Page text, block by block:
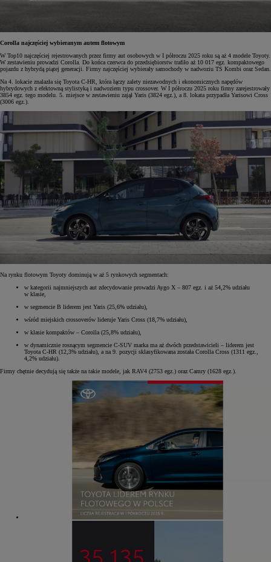
Corolla najczęściej wybieranym autem flotowym
W Top10 najczęściej rejestrowanych przez firmy aut osobowych w I półroczu 2025 roku są aż 4 modele Toyoty.
W zestawieniu prowadzi Corolla. Do końca czerwca do przedsiębiorstw trafiło aż 10 017 egz. kompaktowego
pojazdu z hybrydą piątej generacji. Firmy najczęściej wybierały samochody w nadwoziu TS Kombi oraz Sedan.
Na 4. lokacie znalazła się Toyota C-HR, która łączy zalety niezawodnych i ekonomicznych napędów
hybrydowych z efektowną stylistyką i nadwoziem typu crossover. W I półroczu 2025 roku firmy zarejestrowały
3854 egz. tego modelu. 5. miejsce w zestawieniu zajął Yaris (3824 egz.), a 8. lokata przypadła Yarisowi Cross
(3006 egz.).
Na rynku flotowym Toyoty dominują w aż 5 rynkowych segmentach:
w kategorii najmniejszych aut zdecydowanie prowadzi Aygo X – 807 egz. i aż 54,2% udziału
w klasie,
w segmencie B liderem jest Yaris (25,6% udziału),
wśród miejskich crossoverów lideruje Yaris Cross (18,7% udziału),
w klasie kompaktów – Corolla (25,8% udziału),
w dynamicznie rosnącym segmencie C-SUV marka ma aż dwóch przedstawicieli – liderem jest
Toyota C-HR (12,3% udziału), a na 9. pozycji sklasyfikowana została Corolla Cross (1311 egz.,
4,2% udziału).
Firmy chętnie decydują się także na takie modele, jak RAV4 (2753 egz.) oraz Camry (1628 egz.).